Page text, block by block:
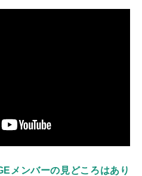
メンバーの見どころはあり